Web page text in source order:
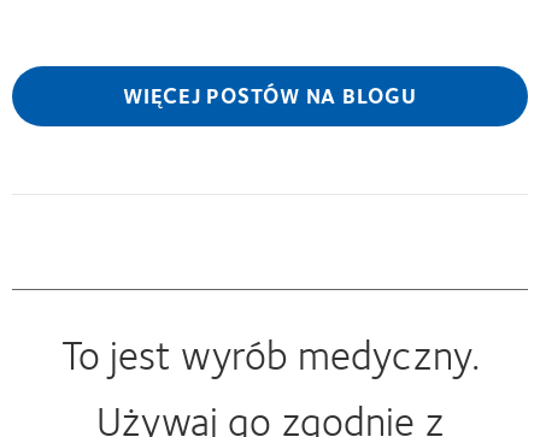
WIĘCEJ POSTÓW NA BLOGU
To jest wyrób medyczny.
Używaj go zgodnie z